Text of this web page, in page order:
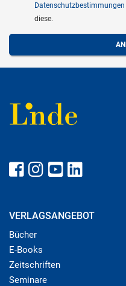
Datenschutzbestimmungen
diese.
VERLAGSANGEBOT
Bücher
E-Books
Zeitschriften
Seminare